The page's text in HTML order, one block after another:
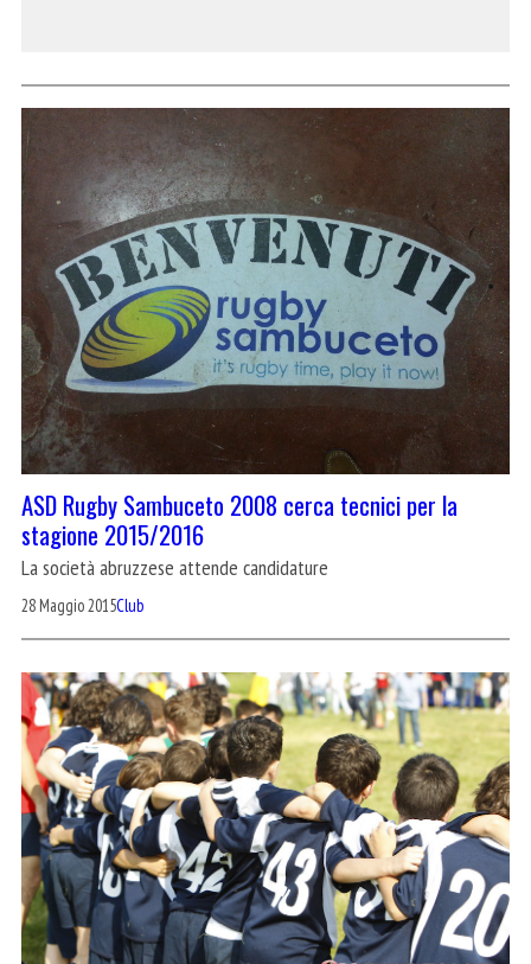
ASD Rugby Sambuceto 2008 cerca tecnici per la
stagione 2015/2016
La società abruzzese attende candidature
28 Maggio 2015Club